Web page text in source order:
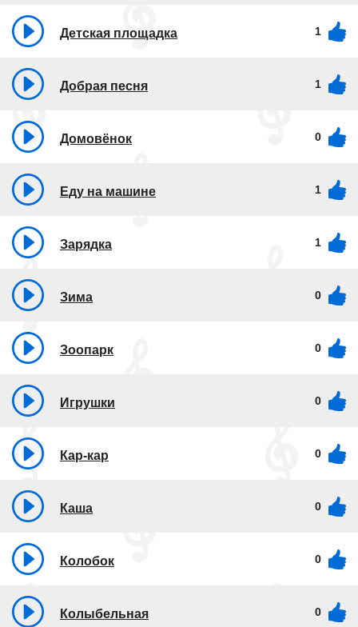
Детская площадка 1
Добрая песня 1
Домовёнок 0
Еду на машине 1
Зарядка 1
Зима 0
Зоопарк 0
Игрушки 0
Кар-кар 0
Каша 0
Колобок 0
Колыбельная 0